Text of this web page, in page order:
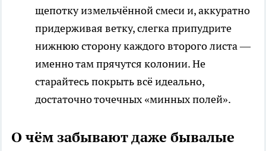
щепотку измельчённой смеси и, аккуратно
придерживая ветку, слегка припудрите
нижнюю сторону каждого второго листа —
именно там прячутся колонии. Не
старайтесь покрыть всё идеально,
достаточно точечных «минных полей».
О чём забывают даже бывалые